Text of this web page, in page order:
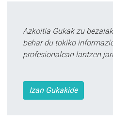
Azkoitia Gukak zu
behar du tokiko
profesionalean lantzen
Izan Gukakide